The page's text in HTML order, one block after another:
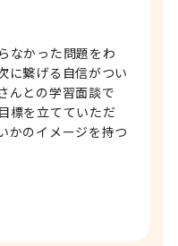
なかった問題をわ
に繋げる自信がつい
んとの学習面談で
標を立てていただ
かのイメージを持つ